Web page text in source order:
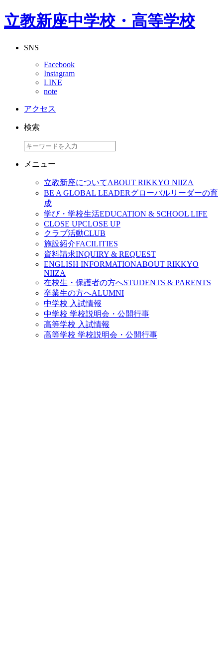
立教新座中学校・高等学校
SNS
Facebook
Instagram
LINE
note
アクセス
検索
メニュー
立教新座についてABOUT RIKKYO NIIZA
BE A GLOBAL LEADERグローバルリーダーの育
成
学び・学校生活EDUCATION & SCHOOL LIFE
CLOSE UPCLOSE UP
クラブ活動CLUB
施設紹介FACILITIES
資料請求INQUIRY & REQUEST
ENGLISH INFORMATIONABOUT RIKKYO
NIIZA
在校生・保護者の方へSTUDENTS & PARENTS
卒業生の方へALUMNI
中学校 入試情報
中学校 学校説明会・公開行事
高等学校 入試情報
高等学校 学校説明会・公開行事